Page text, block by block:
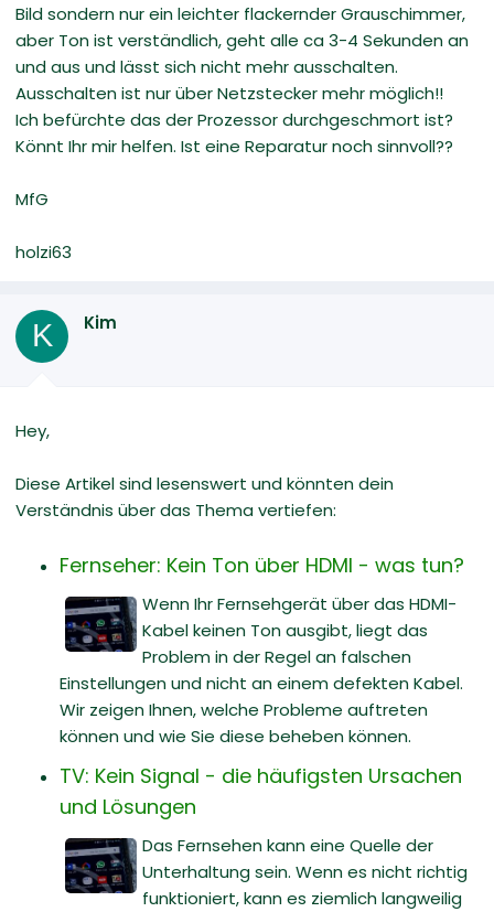
Bild sondern nur ein leichter flackernder Grauschimmer,
aber Ton ist verständlich, geht alle ca 3-4 Sekunden an
und aus und lässt sich nicht mehr ausschalten.
Ausschalten ist nur über Netzstecker mehr möglich!!
Ich befürchte das der Prozessor durchgeschmort ist?
Könnt Ihr mir helfen. Ist eine Reparatur noch sinnvoll??
MfG
holzi63
K Kim
Hey,
Diese Artikel sind lesenswert und könnten dein
Verständnis über das Thema vertiefen:
Fernseher: Kein Ton über HDMI - was tun?
Wenn Ihr Fernsehgerät über das HDMI-
Kabel keinen Ton ausgibt, liegt das
Problem in der Regel an falschen
Einstellungen und nicht an einem defekten Kabel.
Wir zeigen Ihnen, welche Probleme auftreten
können und wie Sie diese beheben können.
TV: Kein Signal - die häufigsten Ursachen
und Lösungen
Das Fernsehen kann eine Quelle der
Unterhaltung sein. Wenn es nicht richtig
funktioniert, kann es ziemlich langweilig